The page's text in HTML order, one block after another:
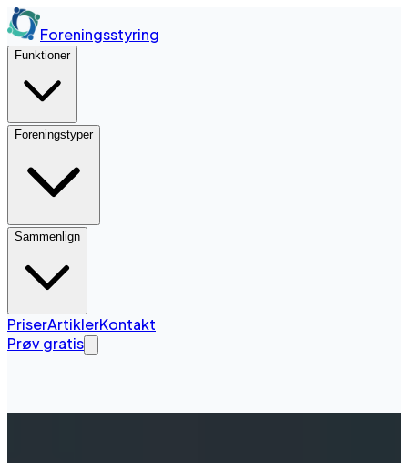
Foreningsstyring
Funktioner
Foreningstyper
Sammenlign
PriserArtiklerKontakt
Prøv gratis